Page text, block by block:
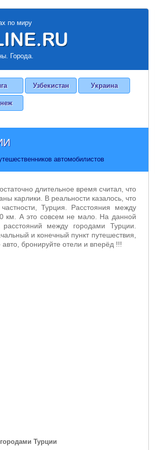
по миру
Города.
Узбекистан Украина
автомобилистов
длительное время считал, что
карлики. В реальности казалось, что
Турция. Расстояния между
км. А это совсем не мало. На данной
расстояний между городами Турции.
и конечный пункт путешествия,
бронируйте отели и вперёд !!!
Турции